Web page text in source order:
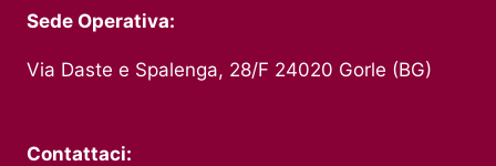
Sede Operativa:
Via Daste e Spalenga, 28/F 24020 Gorle (BG)
Contattaci: